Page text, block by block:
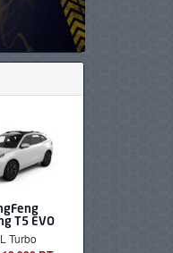
T5 EVO
Turbo